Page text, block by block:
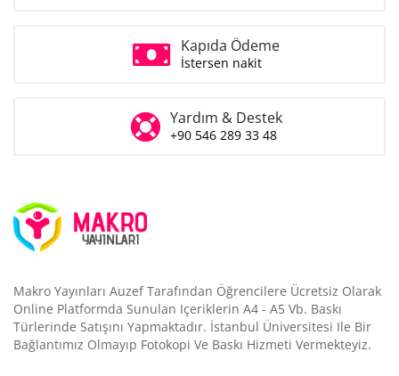
Kapıda Ödeme
İstersen nakit
Yardım & Destek
+90 546 289 33 48
Makro Yayınları Auzef Tarafından Öğrencilere Ücretsiz Olarak
Online Platformda Sunulan Içeriklerin A4 - A5 Vb. Baskı
Türlerinde Satışını Yapmaktadır. İstanbul Üniversitesi Ile Bir
Bağlantımız Olmayıp Fotokopi Ve Baskı Hizmeti Vermekteyiz.